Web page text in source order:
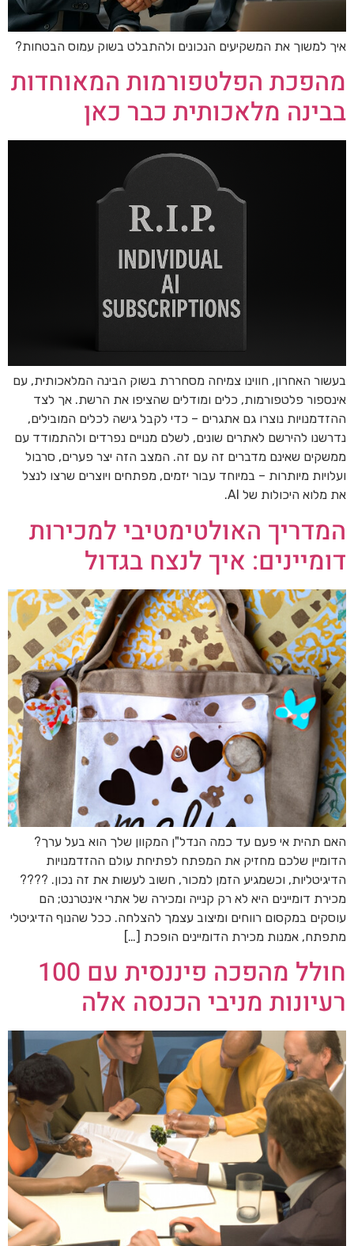
איך למשוך את המשקיעים הנכונים ולהתבלט בשוק עמוס הבטחות?
מהפכת הפלטפורמות המאוחדות
בבינה מלאכותית כבר כאן
בעשור האחרון, חווינו צמיחה מסחררת בשוק הבינה המלאכותית, עם
אינספור פלטפורמות, כלים ומודלים שהציפו את הרשת. אך לצד
ההזדמנויות נוצרו גם אתגרים – כדי לקבל גישה לכלים המובילים,
נדרשנו להירשם לאתרים שונים, לשלם מנויים נפרדים ולהתמודד עם
ממשקים שאינם מדברים זה עם זה. המצב הזה יצר פערים, סרבול
ועלויות מיותרות – במיוחד עבור יזמים, מפתחים ויוצרים שרצו לנצל
את מלוא היכולות של AI.
המדריך האולטימטיבי למכירות
דומיינים: איך לנצח בגדול
האם תהית אי פעם עד כמה הנדל"ן המקוון שלך הוא בעל ערך?
הדומיין שלכם מחזיק את המפתח לפתיחת עולם ההזדמנויות
הדיגיטליות, וכשמגיע הזמן למכור, חשוב לעשות את זה נכון. ????
מכירת דומיינים היא לא רק קנייה ומכירה של אתרי אינטרנט; הם
עוסקים במקסום רווחים ומיצוב עצמך להצלחה. ככל שהנוף הדיגיטלי
מתפתח, אמנות מכירת הדומיינים הופכת […]
חולל מהפכה פיננסית עם 100
רעיונות מניבי הכנסה אלה